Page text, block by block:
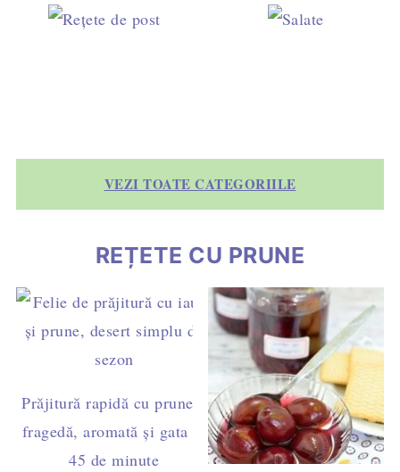
VEZI TOATE CATEGORIILE
REȚETE CU PRUNE
Prăjitură rapidă cu prune –
fragedă, aromată și gata în
45 de minute